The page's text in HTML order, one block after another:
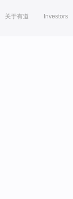
关于有道 Investors